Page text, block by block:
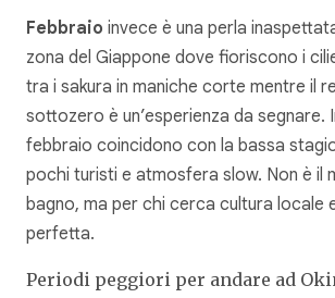
Febbraio invece è una perla
zona del Giappone dove fioriscono i
tra i sakura in maniche corte mentre il
sottozero è un’esperienza da segnare.
febbraio coincidono con la bassa
pochi turisti e atmosfera slow. Non è il
bagno, ma per chi cerca cultura locale
perfetta.
Periodi peggiori per andare ad